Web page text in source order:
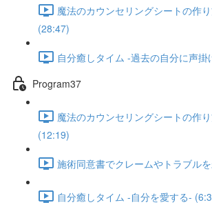
魔法のカウンセリングシートの作
(28:47)
自分癒しタイム -過去の自分に声掛
Program37
魔法のカウンセリングシートの作
(12:19)
施術同意書でクレームやトラブル
自分癒しタイム -自分を愛する-